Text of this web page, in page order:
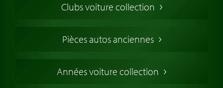
Voitures Anglaises
Voitures Allemandes
Voitures Suédoises
Clubs voiture collection
Pièces autos anciennes
Années voiture collection